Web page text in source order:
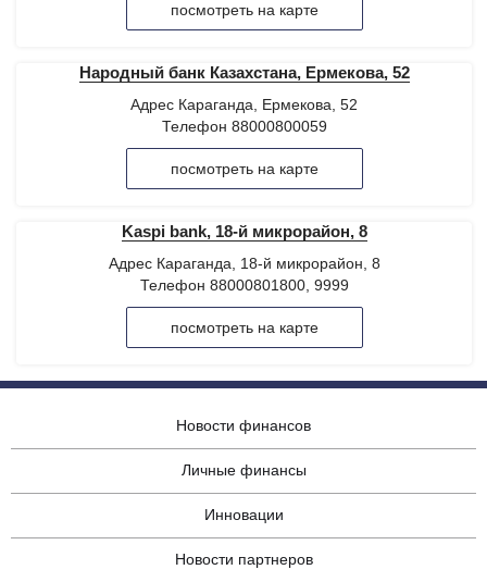
посмотреть на карте
Народный банк Казахстана, Ермекова, 52
Адрес Караганда, Ермекова, 52
Телефон 88000800059
посмотреть на карте
Kaspi bank, 18-й микрорайон, 8
Адрес Караганда, 18-й микрорайон, 8
Телефон 88000801800, 9999
посмотреть на карте
Новости финансов
Личные финансы
Инновации
Новости партнеров